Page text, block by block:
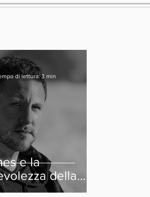
e la
della
di lettura: 3 min